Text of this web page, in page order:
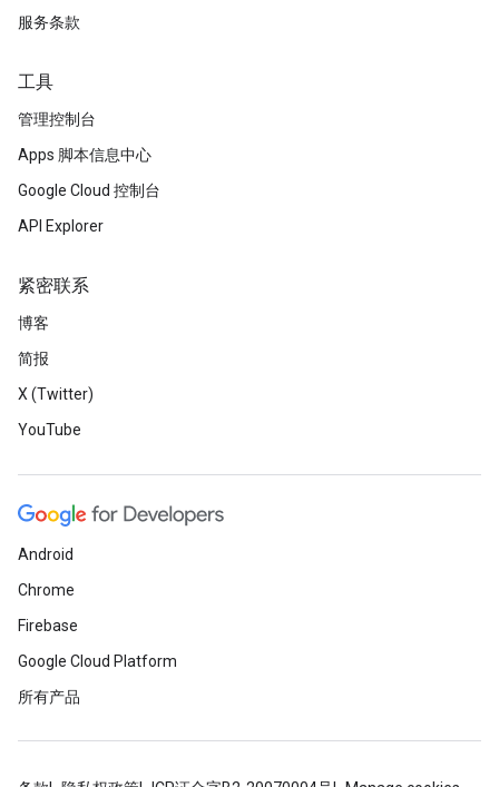
服务条款
工具
管理控制台
Apps 脚本信息中心
Google Cloud 控制台
API Explorer
紧密联系
博客
简报
X (Twitter)
YouTube
Android
Chrome
Firebase
Google Cloud Platform
所有产品